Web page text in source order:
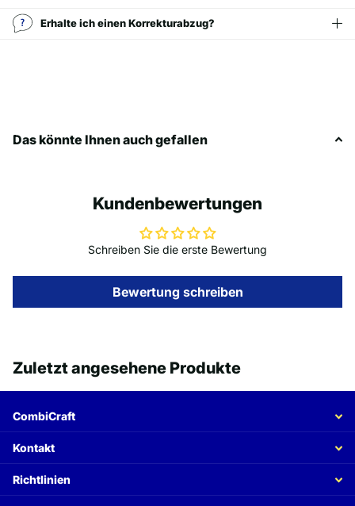
Erhalte ich einen Korrekturabzug?
Das könnte Ihnen auch gefallen
Kundenbewertungen
Schreiben Sie die erste Bewertung
Bewertung schreiben
Zuletzt angesehene Produkte
CombiCraft
Kontakt
Richtlinien